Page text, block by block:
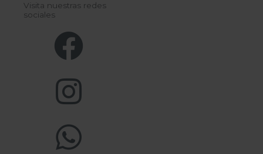
Visita nuestras redes
sociales